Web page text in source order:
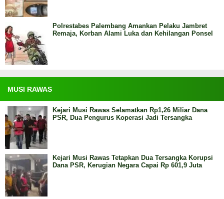
Polrestabes Palembang Amankan Pelaku Jambret
Remaja, Korban Alami Luka dan Kehilangan Ponsel
MUSI RAWAS
Kejari Musi Rawas Selamatkan Rp1,26 Miliar Dana
PSR, Dua Pengurus Koperasi Jadi Tersangka
Kejari Musi Rawas Tetapkan Dua Tersangka Korupsi
Dana PSR, Kerugian Negara Capai Rp 601,9 Juta